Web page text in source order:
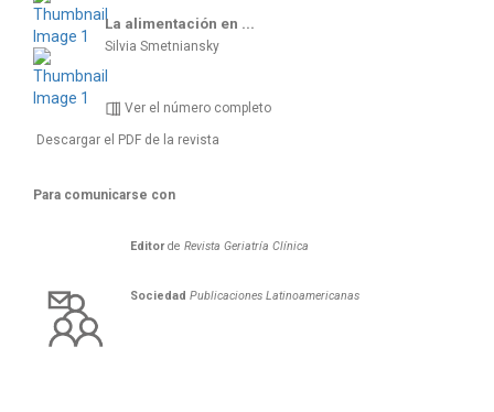
La alimentación en ...
Silvia Smetniansky
Ver el número completo
Descargar el PDF de la revista
Para comunicarse con
Editorde Revista Geriatría Clí­nica
Sociedad Publicaciones Latinoamericanas